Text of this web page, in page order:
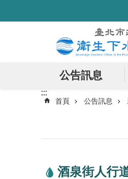
公告訊息
:::
首頁 公告訊息
酒泉街人行